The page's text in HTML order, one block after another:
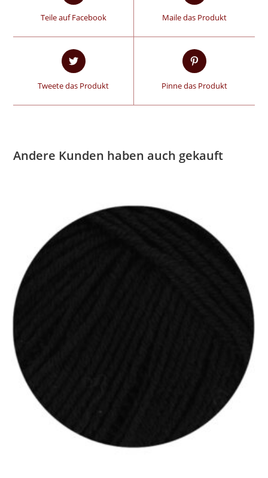
Teile auf Facebook Maile das Produkt
Tweete das Produkt Pinne das Produkt
Andere Kunden haben auch gekauft